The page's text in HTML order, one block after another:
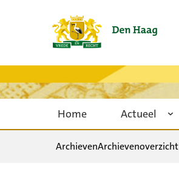
Home Actueel
ArchievenArchievenoverzicht